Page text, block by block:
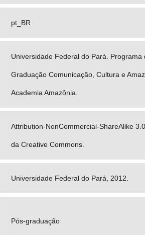
pt_BR
Universidade Federal do Pará. Programa
Graduação Comunicação, Cultura e
Academia Amazônia.
Attribution-NonCommercial-ShareAlike
da Creative Commons.
Universidade Federal do Pará, 2012.
Pós-graduação